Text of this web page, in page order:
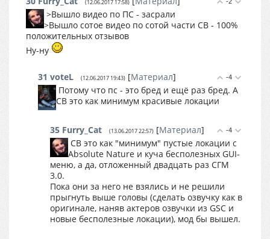
(12.06.2017 17:58)
>Вышло видео по ПС - засрали
>Вышло сотое видео по сотой части СВ - 100%
положительных отзывов
Ну-ну
-4
31 voteL (12.06.2017 19:43) [Материал]
Потому что пс - это бред и ещё раз бред. А
СВ это как минимум красивые локации
-4
35 Furry_Cat (13.06.2017 22:57) [Материал]
СВ это как "минимум" пустые локации с
Absolute Nature и куча бесполезных GUI-
меню, а да, отложенный двадцать раз СГМ
3.0.
Пока они за него не взялись и не решили
прыгнуть выше головы (сделать озвучку как в
оригинале, наняв актеров озвучки из GSC и
новые бесполезные локации), мод бы вышел.